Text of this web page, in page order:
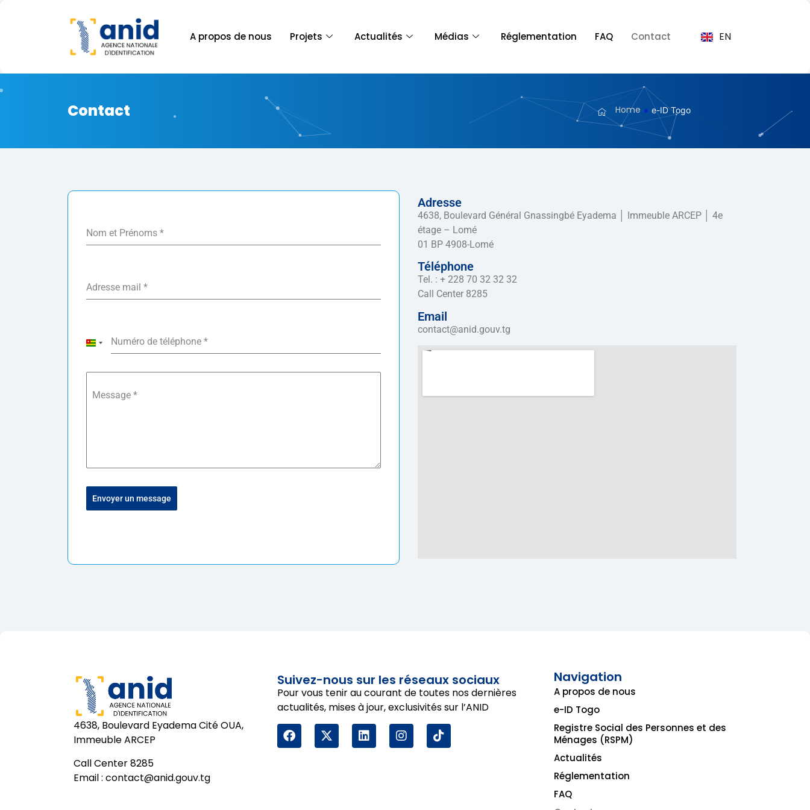
A propos de nous Projets Actualités Médias Réglementation FAQ Contact EN
Contact Home » e-ID Togo
Nom et Prénoms *
Adresse mail *
Numéro de téléphone *
Togo +228
Message *
Envoyer un message
Adresse
4638, Boulevard Général Gnassingbé Eyadema │ Immeuble ARCEP │ 4e
étage – Lomé
01 BP 4908-Lomé
Téléphone
Tel. : + 228 70 32 32 32
Call Center 8285
Email
contact@anid.gouv.tg
4638, Boulevard Eyadema Cité OUA,
Immeuble ARCEP
Call Center 8285
Email : contact@anid.gouv.tg
Suivez-nous sur les réseaux sociaux
Pour vous tenir au courant de toutes nos dernières
actualités, mises à jour, exclusivités sur l’ANID
Navigation
A propos de nous
e-ID Togo
Registre Social des Personnes et des
Ménages (RSPM)
Actualités
Réglementation
FAQ